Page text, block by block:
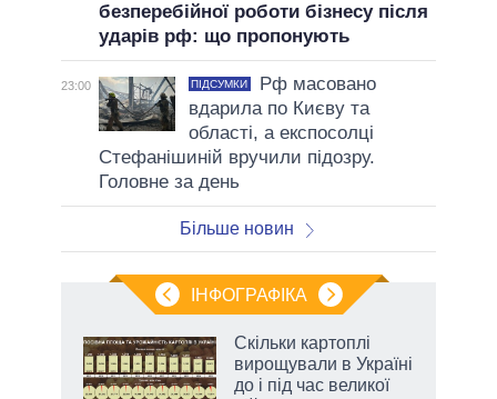
безперебійної роботи бізнесу після
ударів рф: що пропонують
23:00 ПІДСУМКИ
Рф масовано
вдарила по Києву та
області, а експосолці
Стефанішиній вручили підозру.
Головне за день
Більше новин
ІНФОГРАФІКА
Скільки картоплі
вирощували в Україні
до і під час великої